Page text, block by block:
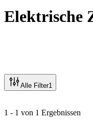
Elektrische
Alle Filter1
1 - 1 von 1 Ergebnissen